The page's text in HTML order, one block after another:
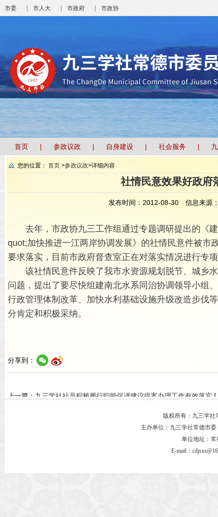
市委 | 市人大 | 市政府 | 市政协
首页 参政议政 自身建设 社会服务
您的位置： 首页 >参政议政>详细内容
社情民意效果好政府
发布时间：2012-08-30 信息来源
去年，市政协九三工作组通过专题调研提出的《
quot;加快推进一江两岸协调发展》的社情民意件被市
要求落实，目前市政府督查室正在对落实情况进行专
该社情民意件反映了我市水资源规划脱节、城乡水
问题，提出了要尽快组建南北水系同治协调领导小组
行政管理体制改革、加快水利基础设施升级改造步伐
分肯定和积极采纳。
分享到：
上一篇： 九三学社社员积极履行职能促进建议提案办理工作有效落实 [
九三学社常德市委借助委员视察助推社会和谐 [ 2012-08-30 ]
版权所有：九三学
主办单位：九三学社常德市
单位地址：
E-mail：